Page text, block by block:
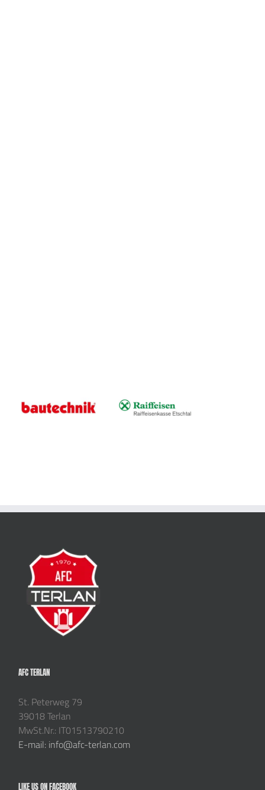
AFC TERLAN
St. Peterweg 79
39018 Terlan
MwSt.Nr.: IT01513790210
E-mail: info@afc-terlan.com
LIKE US ON FACEBOOK